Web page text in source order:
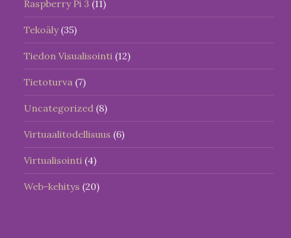
Raspberry Pi 3 (11)
Tekoäly(35)
Tiedon Visualisointi (12)
Tietoturva (7)
Uncategorized (8)
Virtuaalitodellisuus (6)
Virtualisointi (4)
Web-kehitys (20)